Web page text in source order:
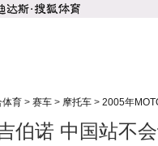
体育 > 赛车 > 摩托车 > 2005年
伯诺 中国站不